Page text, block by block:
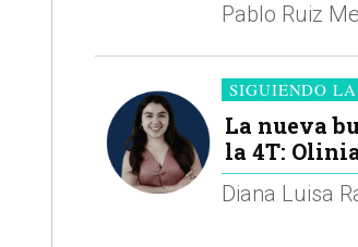
Pablo Ruiz
SIGUIENDO LA
La nueva
la 4T:
Diana Luisa